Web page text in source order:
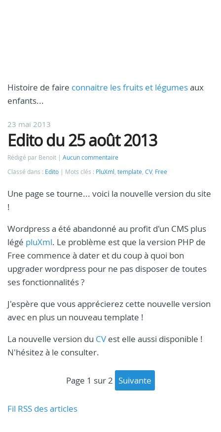
Histoire de faire connaitre les fruits et légumesaux
enfants...
23 mai 2013
Edito du 25 août 2013
Rédigé par Benoit
Aucun commentaire
Classé dans : Edito Mots clés : PluXml template CV, Free
Une page se tourne... voici la nouvelle version du site
!
Wordpress a été abandonné au profit d'un CMS plus
légé pluXml. Le problème est que la version PHP de
Free commence à dater et du coup à quoi bon
upgrader wordpress pour ne pas disposer de toutes
ses fonctionnalités ?
J'espère que vous apprécierez cette nouvelle version
avec en plus un nouveau template !
La nouvelle version du CV est elle aussi disponible !
N'hésitez à le consulter.
page 1 sur 2 suivante
Fil RSS des articles